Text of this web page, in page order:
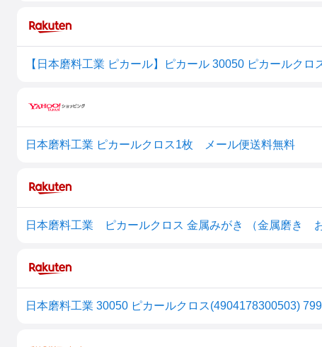
【日本磨料工業 ピカール】ピカール 30050 ピカールクロ
日本磨料工業 ピカールクロス1枚 メール便送料無料
日本磨料工業 ピカールクロス 金属みがき （金属磨き
日本磨料工業 30050 ピカールクロス(4904178300503)